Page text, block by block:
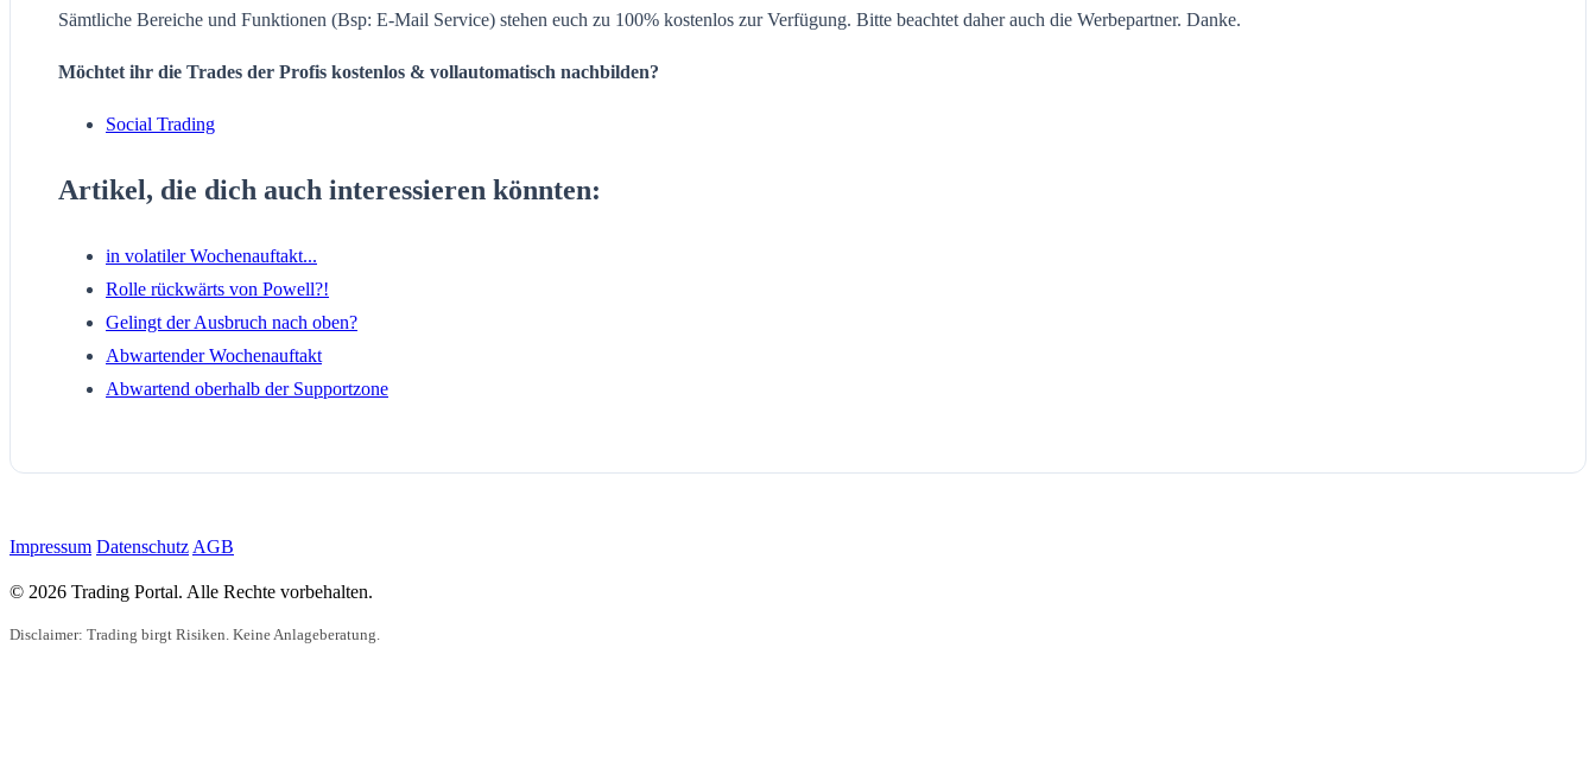
Sämtliche Bereiche und Funktionen (Bsp: E-Mail Service) stehen euch zu 100% kostenlos zur Verfügung. Bitte beachtet daher auch die Werbepartner. Danke.
Möchtet ihr die Trades der Profis kostenlos & vollautomatisch nachbilden?
Social Trading
Artikel, die dich auch interessieren könnten:
in volatiler Wochenauftakt...
Rolle rückwärts von Powell?!
Gelingt der Ausbruch nach oben?
Abwartender Wochenauftakt
Abwartend oberhalb der Supportzone
Impressum Datenschutz AGB
© 2026 Trading Portal. Alle Rechte vorbehalten.
Disclaimer: Trading birgt Risiken. Keine Anlageberatung.